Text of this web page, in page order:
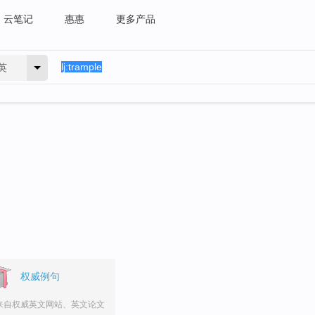
云笔记 惠惠 更多产品
权威例句
自权威英文网站、英文论文